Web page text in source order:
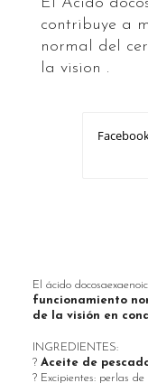
contribuye a
normal del
la vision .
El ácido
funcionamiento
de la visión en
INGREDIENTES:
? Aceite de
? Excipientes: perlas